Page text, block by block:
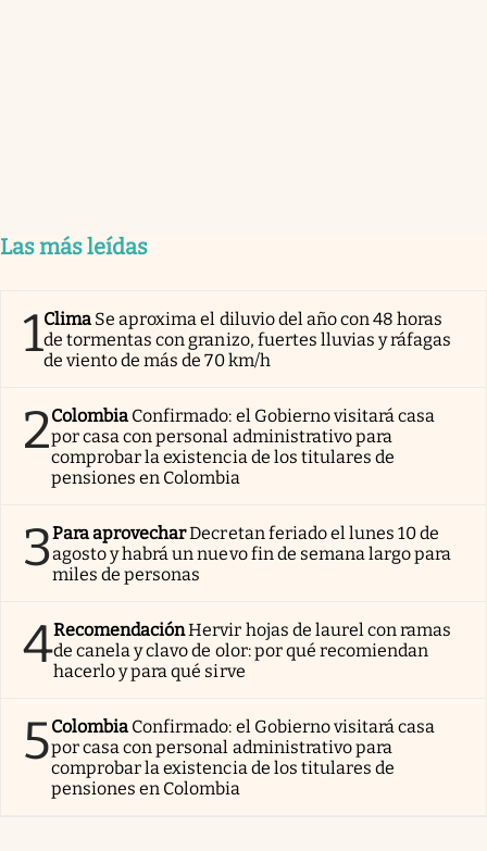
Las más leídas
1Clima Se aproxima el diluvio del año con 48 horas
de tormentas con granizo, fuertes lluvias y ráfagas
de viento de más de 70 km/h
2Colombia Confirmado: el Gobierno visitará casa
por casa con personal administrativo para
comprobar la existencia de los titulares de
pensiones en Colombia
3Para aprovecharDecretan feriado el lunes 10 de
agosto y habrá un nuevo fin de semana largo para
miles de personas
4RecomendaciónHervir hojas de laurel con ramas
de canela y clavo de olor: por qué recomiendan
hacerlo y para qué sirve
5Colombia Confirmado: el Gobierno visitará casa
por casa con personal administrativo para
comprobar la existencia de los titulares de
pensiones en Colombia